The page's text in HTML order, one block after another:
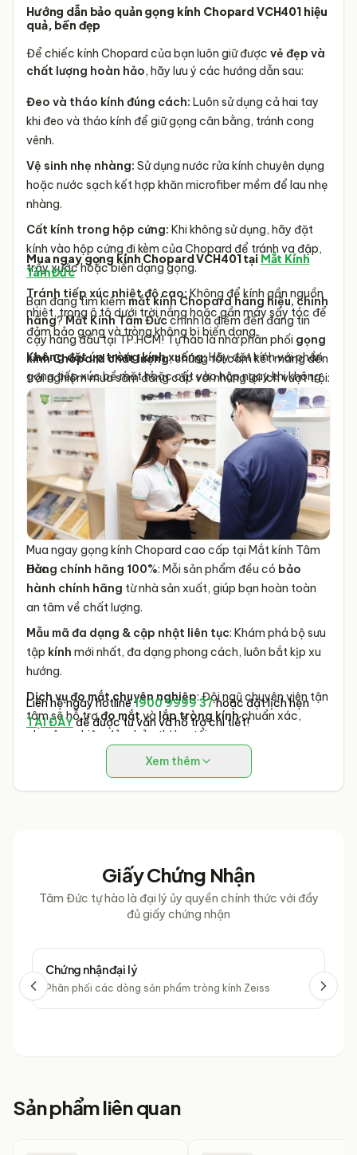
Hướng dẫn bảo quản gọng kính Chopard VCH401 hiệu
quả, bền đẹp
Để chiếc kính Chopard của bạn luôn giữ được vẻ đẹp và
chất lượng hoàn hảo, hãy lưu ý các hướng dẫn sau:
Đeo và tháo kính đúng cách: Luôn sử dụng cả hai tay
khi đeo và tháo kính để giữ gọng cân bằng, tránh cong
vênh.
Vệ sinh nhẹ nhàng: Sử dụng nước rửa kính chuyên dụng
hoặc nước sạch kết hợp khăn microfiber mềm để lau nhẹ
nhàng.
Cất kính trong hộp cứng: Khi không sử dụng, hãy đặt
kính vào hộp cứng đi kèm của Chopard để tránh va đập,
trầy xước hoặc biến dạng gọng.
Tránh tiếp xúc nhiệt độ cao:Không để kính gần nguồn
nhiệt, trong ô tô dưới trời nắng hoặc gần máy sấy tóc để
đảm bảo gọng và tròng không bị biến dạng.
Không đặt úp tròng kính xuống:Hãy đặt kính với phần
gọng tiếp xúc bề mặt hoặc cất vào hộp ngay khi không
đeo, tránh trầy xước tròng kính.
Bảo dưỡng định kỳ:
Đem kính đến cửa hàng kính mắt uy
tín để được kỹ thuật viên kiểm tra, siết ốc, căn chỉnh
gọng định kỳ, giữ kính luôn vừa vặn và thoải mái khi sử
dụng.
Mua ngay gọng kính Chopard VCH401 tại Mắt Kính
Tâm Đức
Bạn đang tìm kiếmmắt kính Chopard hàng hiệu,chính
hãng?Mắt Kính Tâm Đứcchính là điểm đến đáng tin
cậy hàng đầu tại TP.HCM! Tự hào là nhà phân phối gọng
kính Chopardchất lượng, chúng tôi cam kết mang đến
trải nghiệm mua sắm đẳng cấp với những lợi ích vượt trội:
Mua ngay gọng kính Chopard cao cấp tại Mắt kính Tâm
Đức
Hàng chính hãng 100%: Mỗi sản phẩm đều có bảo
hành chính hãng từ nhà sản xuất, giúp bạn hoàn toàn
an tâm về chất lượng.
Mẫu mã đa dạng & cập nhật liên tục: Khám phá bộ sưu
tập kính mới nhất, đa dạng phong cách, luôn bắt kịp xu
hướng.
Dịch vụ đo mắt chuyên nghiệp: Đội ngũ chuyên viên tận
tâm sẽ hỗ trợđo mắt và lắp tròng kínhchuẩn xác,
chuyên nghiệp đảm bảo thị lực tối ưu.
Giá tốt nhất & Ưu đãi hấp dẫn: Tận hưởng
cùng vô vàn chương trình khuyến mãi độc
Liên hệ ngay hotline1900 9999 37hoặc đặt lịch hẹn
TẠI ĐÂYđể được tư vấn và hỗ trợ chi tiết!
Xem thêm
Giấy Chứng Nhận
Tâm Đức tự hào là đại lý ủy quyền chính thức với đầy
đủ giấy chứng nhận
Chứng nhận đại lý
Phân phối các dòng sản phẩm tròng kính Zeiss
Sản phẩm liên quan